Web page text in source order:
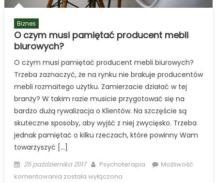
Biznes
O czym musi pamiętać producent mebli
biurowych?
O czym musi pamiętać producent mebli biurowych?
Trzeba zaznaczyć, że na rynku nie brakuje producentów
mebli rozmaitego użytku. Zamierzacie działać w tej
branży? W takim razie musicie przygotować się na
bardzo dużą rywalizacja o Klientów. Na szczęście są
skuteczne sposoby, aby wyjść z niej zwycięsko. Trzeba
jednak pamiętać o kilku rzeczach, które powinny Wam
towarzyszyć […]
Posted
on
25 października 2017 Author
Psychoterapia
Możliwość
komentowania O
została wyłączona